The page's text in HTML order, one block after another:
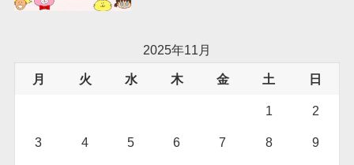
2025年11月
月 火 水 木 金 土 日
1 2
3 4 5 6 7 8 9